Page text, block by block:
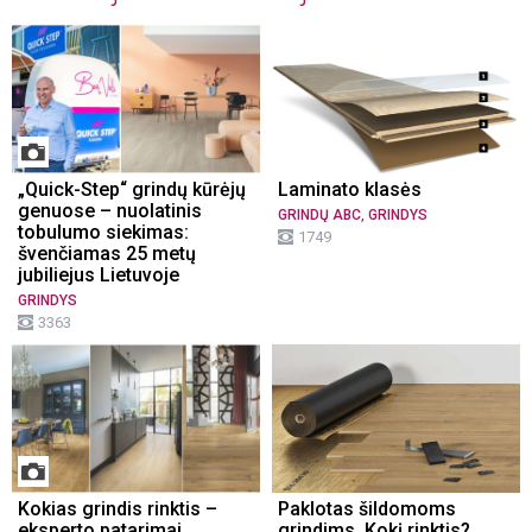
„Quick-Step“ grindų kūrėjų
genuose – nuolatinis
tobulumo siekimas:
švenčiamas 25 metų
jubiliejus Lietuvoje
GRINDYS
3363
Laminato klasės
GRINDŲ ABC GRINDYS
1749
Kokias grindis rinktis –
Paklotas šildomoms